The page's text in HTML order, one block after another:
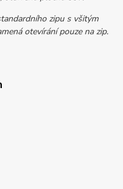
zipu s všitým
otevírání pouze na zip.